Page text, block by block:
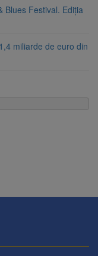
Blues Festival. Ediția
miliarde de euro din